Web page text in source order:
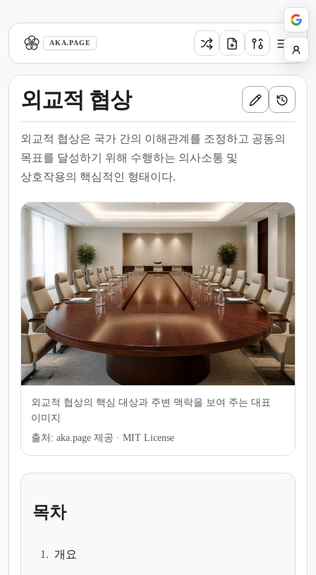
AKA.PAGE
외교적 협상
외교적 협상은 국가 간의 이해관계를 조정하고 공동의
목표를 달성하기 위해 수행하는 의사소통 및
상호작용의 핵심적인 형태이다.
외교적 협상의 핵심 대상과 주변 맥락을 보여 주는 대표
이미지
출처: aka.page 제공 · MIT License
목차
1. 개요